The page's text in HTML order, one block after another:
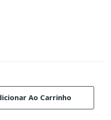
Ao Carrinho